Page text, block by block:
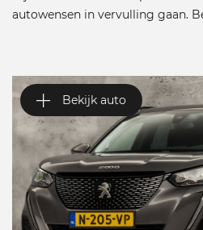
autowensen in vervulling gaan.
Bekijk auto